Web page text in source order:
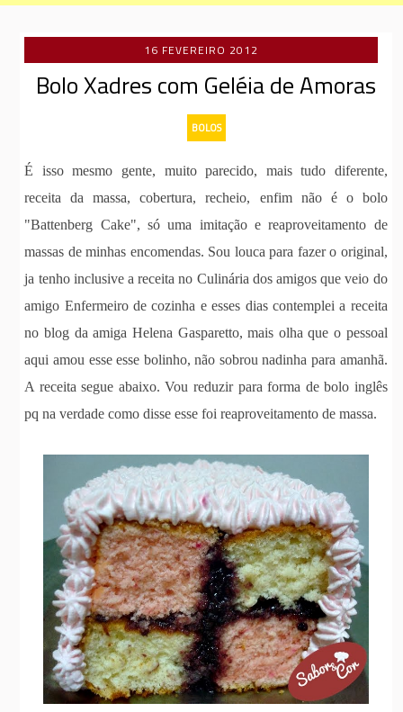
16 FEVEREIRO 2012
Bolo Xadres com Geléia de Amoras
BOLOS
É isso mesmo gente, muito parecido, mais tudo diferente,
receita da massa, cobertura, recheio, enfim não é o bolo
"Battenberg Cake", só uma imitação e reaproveitamento de
massas de minhas encomendas. Sou louca para fazer o original,
ja tenho inclusive a receita no Culinária dos amigos que veio do
amigo Enfermeiro de cozinha e esses dias contemplei a receita
no blog da amiga Helena Gasparetto, mais olha que o pessoal
aqui amou esse esse bolinho, não sobrou nadinha para amanhã.
A receita segue abaixo. Vou reduzir para forma de bolo inglês
pq na verdade como disse esse foi reaproveitamento de massa.